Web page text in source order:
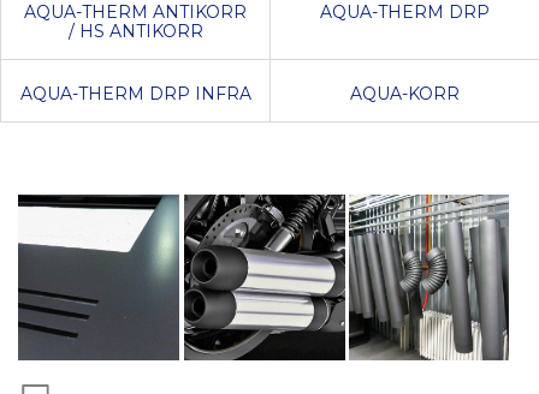
AQUA-THERM ANTIKORR
/ HS ANTIKORR
AQUA-THERM DRP
AQUA-THERM DRP INFRA AQUA-KORR